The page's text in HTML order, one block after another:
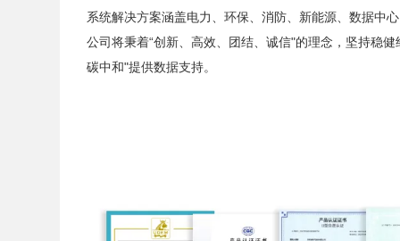
系统解决方案涵盖电力、环保、消防、新能源、数据中
公司将秉着“创新、高效、团结、诚信"的理念，坚持稳
碳中和"提供数据支持。